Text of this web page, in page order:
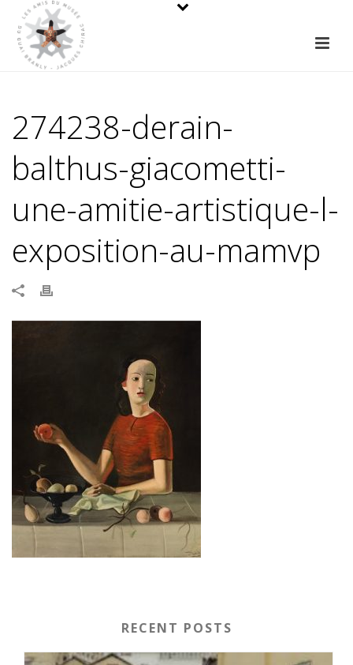
274238-derain-
balthus-giacometti-
une-amitie-artistique-l-
exposition-au-mamvp
RECENT POSTS